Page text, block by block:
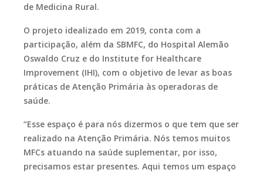
de Medicina Rural.
O projeto idealizado em 2019, conta com a
participação, além da SBMFC, do Hospital Alemão
Oswaldo Cruz e do Institute for Healthcare
Improvement (IHI), com o objetivo de levar as boas
práticas de Atenção Primária às operadoras de
saúde.
“Esse espaço é para nós dizermos o que tem que ser
realizado na Atenção Primária. Nós temos muitos
MFCs atuando na saúde suplementar, por isso,
precisamos estar presentes. Aqui temos um espaço